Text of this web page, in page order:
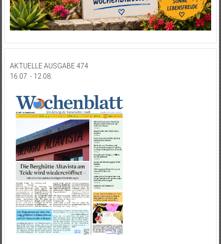
AKTUELLE AUSGABE 474
16.07. - 12.08.